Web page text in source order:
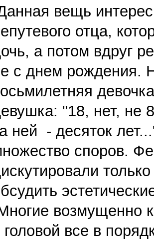
вещь
отца,
а потом вдруг
с днем рождения.
"18, нет, не
ней - десяток
споров.
возмущенно
головой все в